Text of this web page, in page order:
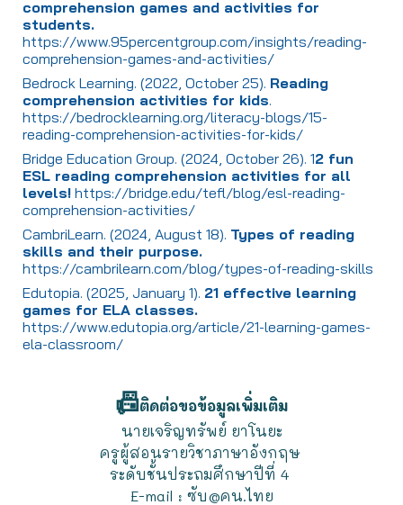
comprehension games and activities for
students.
https://www.95percentgroup.com/insights/reading-
comprehension-games-and-activities/
Bedrock Learning. (2022, October 25). Reading
comprehension activities for kids.
https://bedrocklearning.org/literacy-blogs/15-
reading-comprehension-activities-for-kids/
Bridge Education Group. (2024, October 26). 12 fun
ESL reading comprehension activities for all
levels! https://bridge.edu/tefl/blog/esl-reading-
comprehension-activities/
CambriLearn. (2024, August 18). Types of reading
skills and their purpose.
https://cambrilearn.com/blog/types-of-reading-skills
Edutopia. (2025, January 1). 21 effective learning
games for ELA classes.
https://www.edutopia.org/article/21-learning-games-
ela-classroom/
📠ติดต่อขอข้อมูลเพิ่มเติม
นายเจริญทรัพย์ ยาโนยะ
ครูผู้สอนรายวิชาภาษาอังกฤษ
ระดับชั้นประถมศึกษาปีที่ 4
E-mail : ซับ@คน.ไทย